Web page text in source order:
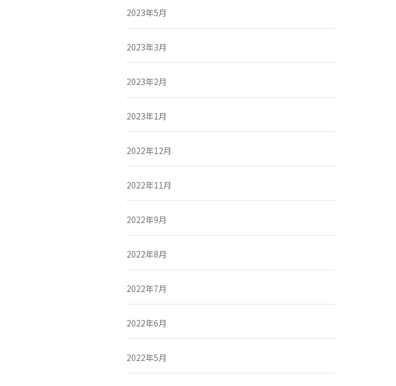
2023年5月
2023年3月
2023年2月
2023年1月
2022年12月
2022年11月
2022年9月
2022年8月
2022年7月
2022年6月
2022年5月